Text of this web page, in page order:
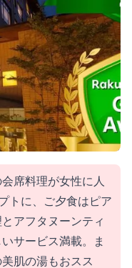
席料理が女性に人
トに、ご夕食はピア
アフタヌーンティ
サービス満載。ま
肌の湯もおスス